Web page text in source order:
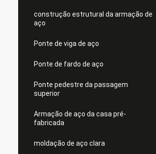
construção estrutural da armação de
aço
Ponte de viga de aço
Ponte de fardo de aço
Ponte pedestre da passagem
superior
Armação de aço da casa pré-
fabricada
moldação de aço clara